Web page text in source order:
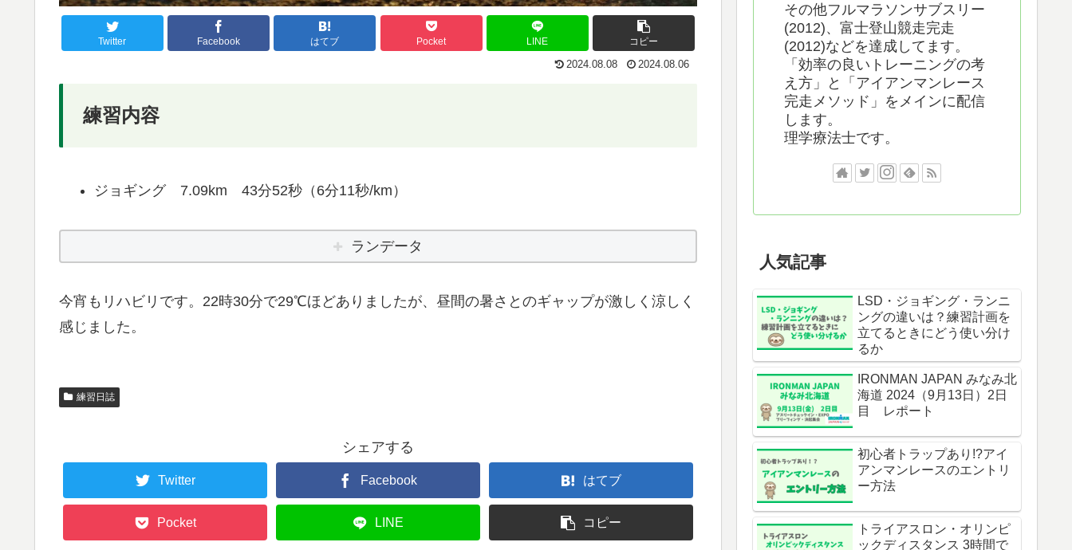
Twitter Facebook はてブ Pocket LINE コピー
2024.08.08 2024.08.06
練習内容
ジョギング 7.09km 43分52秒（6分11秒/km）
ランデータ
今宵もリハビリです。22時30分で29℃ほどありましたが、昼間の暑さとのギャップが激しく涼しく
感じました。
練習日誌
シェアする
Twitter Facebook はてブ
Pocket LINE コピー
その他フルマラソンサブスリー
(2012)、富士登山競走完走
(2012)などを達成してます。
「効率の良いトレーニングの考
え方」と「アイアンマンレース
完走メソッド」をメインに配信
します。
理学療法士です。
人気記事
LSD・ジョギング・ランニ
ングの違いは？練習計画を
立てるときにどう使い分け
るか
IRONMAN JAPAN みなみ北
海道 2024（9月13日）2日
目 レポート
初心者トラップあり!?アイ
アンマンレースのエントリ
ー方法
トライアスロン・オリンピ
ックディスタンス 3時間で